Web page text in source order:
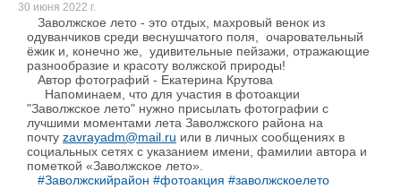
30 июня 2022 г.
Заволжское лето - это отдых, махровый венок из
одуванчиков среди веснушчатого поля, очаровательный
ёжик и, конечно же, удивительные пейзажи, отражающие
разнообразие и красоту волжской природы!
Автор фотографий - Екатерина Крутова
Напоминаем, что для участия в фотоакции
"Заволжское лето" нужно присылать фотографии с
лучшими моментами лета Заволжского района на
почту zavrayadm@mail.ru или в личных сообщениях в
социальных сетях с указанием имени, фамилии автора и
пометкой «Заволжское лето».
#Заволжскийрайон #фотоакция #заволжскоелето